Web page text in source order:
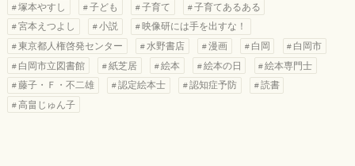
塚本やすし
子ども 子育て
子育てあるある
宮本えつよし
小説
映像研には手を出すな！
東京都人権啓発センター
水野書店 漫画 白岡
白岡市
白岡市立図書館
紙芝居 絵本 絵本の日
絵本専門士
藤子・Ｆ・不二雄
認定絵本士 認知症予防
読書
高畠じゅん子